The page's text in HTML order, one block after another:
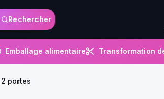
Rechercher
Emballage alimentaire Transformation
portes